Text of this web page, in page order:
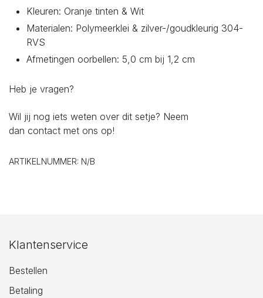
Kleuren: Oranje tinten & Wit
Materialen: Polymeerklei & zilver-/goudkleurig 304-
RVS
Afmetingen oorbellen: 5,0 cm bij 1,2 cm
Heb je vragen?
Wil jij nog iets weten over dit setje? Neem
dan contact met ons op!
ARTIKELNUMMER: N/B
Klantenservice
Bestellen
Betaling